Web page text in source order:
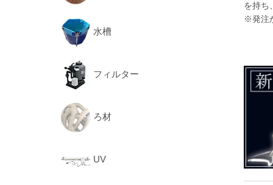
を持ち
※発注
水槽
フィルター
ろ材
UV